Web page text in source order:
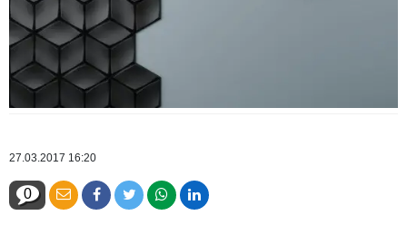
27.03.2017 16:20
0